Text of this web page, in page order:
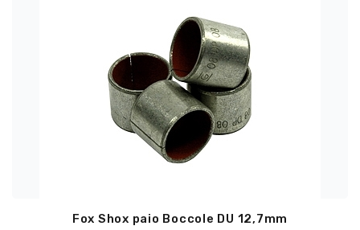
Fox Shox paio Boccole DU 12,7mm